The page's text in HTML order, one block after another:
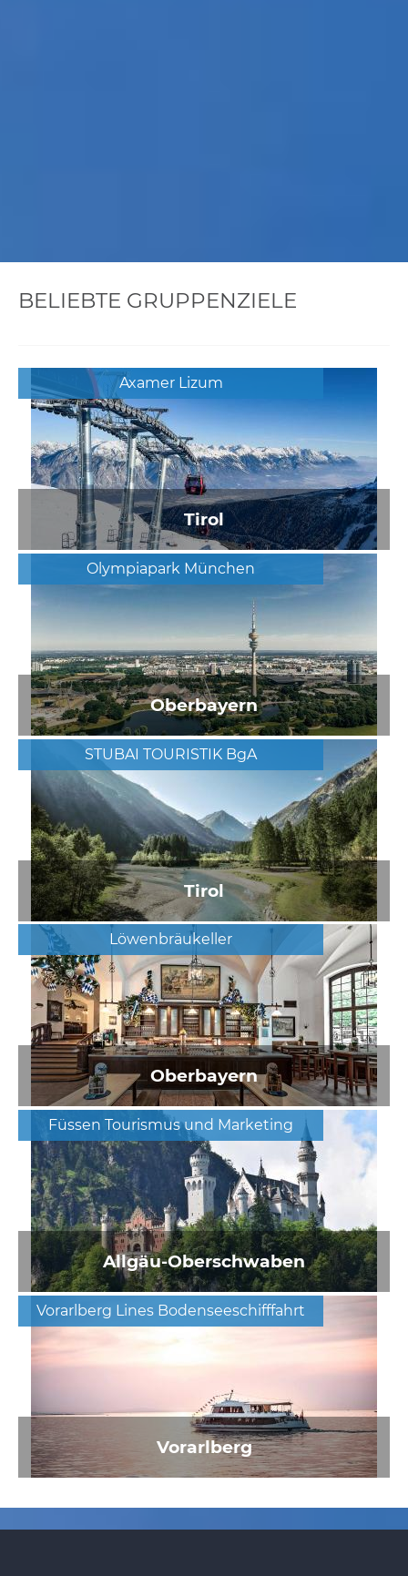
BELIEBTE GRUPPENZIELE
Axamer Lizum
Tirol
Olympiapark München
Oberbayern
STUBAI TOURISTIK BgA
Tirol
Löwenbräukeller
Oberbayern
Füssen Tourismus und Marketing
Allgäu-Oberschwaben
Vorarlberg Lines Bodenseeschifffahrt
Vorarlberg